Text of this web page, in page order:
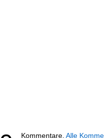
Kommentare, Alle